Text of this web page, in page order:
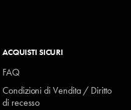
ACQUISTI SICURI
FAQ
Condizioni di Vendita / Diritto
di recesso